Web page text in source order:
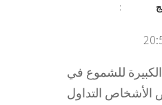
:
الكبيرة للشموع في
الأشخاص التداول